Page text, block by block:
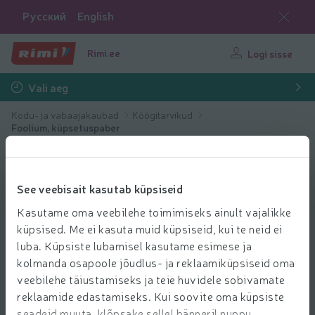
See veebisait kasutab küpsiseid
Kasutame oma veebilehe toimimiseks ainult vajalikke
küpsised. Me ei kasuta muid küpsiseid, kui te neid ei
luba. Küpsiste lubamisel kasutame esimese ja
kolmanda osapoole jõudlus- ja reklaamiküpsiseid oma
veebilehe täiustamiseks ja teie huvidele sobivamate
reklaamide edastamiseks. Kui soovite oma küpsiste
Русский English
Rimi.ee Logi sisse
Vali aeg
Kodu- ja vabaajakaubad
Köögitarvikud
Foolium, küpsetuspaber